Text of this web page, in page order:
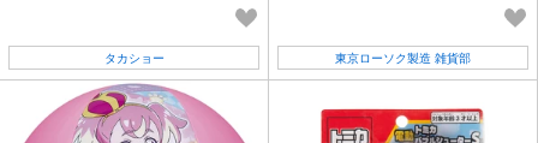
タカショー 東京ローソク製造 雑貨部